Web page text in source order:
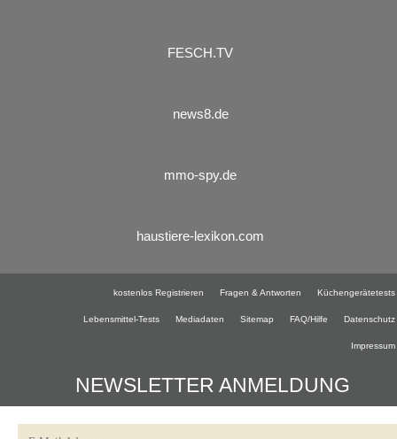
FESCH.TV
news8.de
mmo-spy.de
haustiere-lexikon.com
kostenlos Registrieren Fragen & Antworten Küchengerätetests
Lebensmittel-Tests Mediadaten Sitemap FAQ/Hilfe Datenschutz
Impressum
NEWSLETTER ANMELDUNG